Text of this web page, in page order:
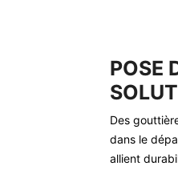
POSE
Des
dans le
allient